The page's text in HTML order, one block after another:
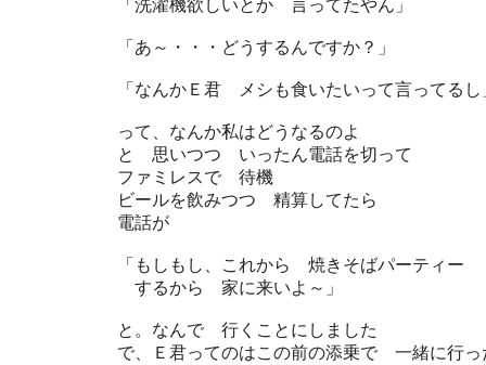
「洗濯機欲しいとか 言ってたやん」
「あ～・・・どうするんですか？」
「なんかＥ君 メシも食いたいって言ってるし
って、なんか私はどうなるのよ
と 思いつつ いったん電話を切って
ファミレスで 待機
ビールを飲みつつ 精算してたら
電話が
「もしもし、これから 焼きそばパーティー
するから 家に来いよ～」
と。なんで 行くことにしました
で、Ｅ君ってのはこの前の添乗で 一緒に行っ